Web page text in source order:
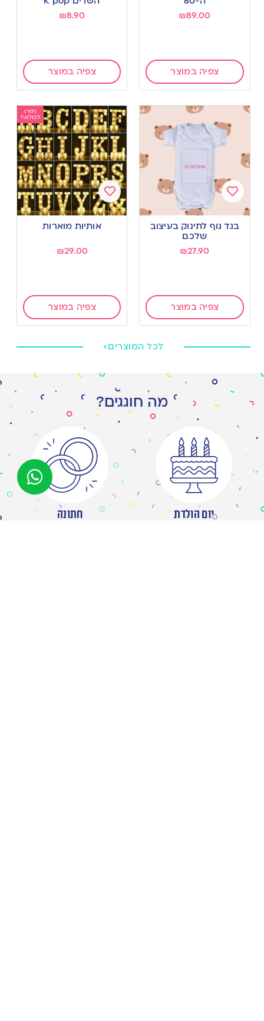
₪89.00
צפיה במוצר
₪8.90
צפיה במוצר
to
wishlist
בגד גוף לתינוק בעיצוב
שלכם
₪27.90
צפיה במוצר
חזרו
למלאי!
Add
wishlist
אותיות מוארות
₪29.00
צפיה במוצר
לכל המוצרים>
מה חוגגים?
יום הולדת חתונה